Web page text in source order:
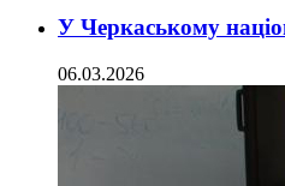
У Черкаському
06.03.2026